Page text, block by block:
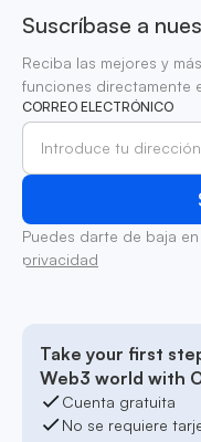
Suscríbase a
Reciba las mejores y
funciones directamente
CORREO ELECTRÓNICO
Puedes darte de baja
privacidad
Take your first
Web3 world with
Cuenta gratuita
No se requiere